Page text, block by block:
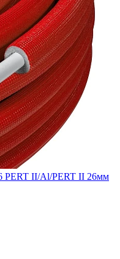
PERT II/Al/PERT II 26мм